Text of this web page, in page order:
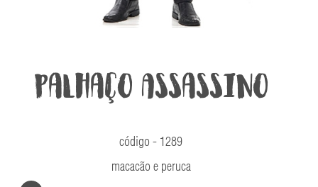
Palhaço Assassino
código - 1289
macacão e peruca